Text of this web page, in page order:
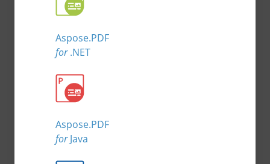
Aspose.PDF
for.NET
Aspose.PDF
forJava